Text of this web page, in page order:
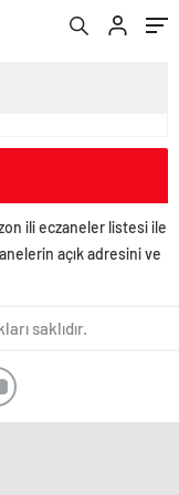
ili eczaneler listesi ile
açık adresini ve
saklıdır.